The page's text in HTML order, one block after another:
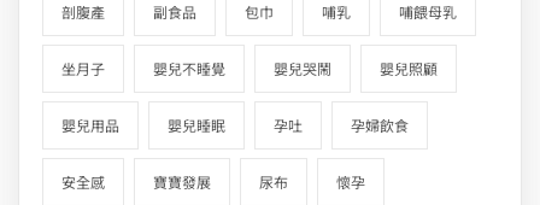
剖腹產 副食品 包巾 哺乳 哺餵母乳
坐月子 嬰兒不睡覺 嬰兒哭鬧 嬰兒照顧
嬰兒用品 嬰兒睡眠 孕吐 孕婦飲食
安全感 寶寶發展 尿布 懷孕